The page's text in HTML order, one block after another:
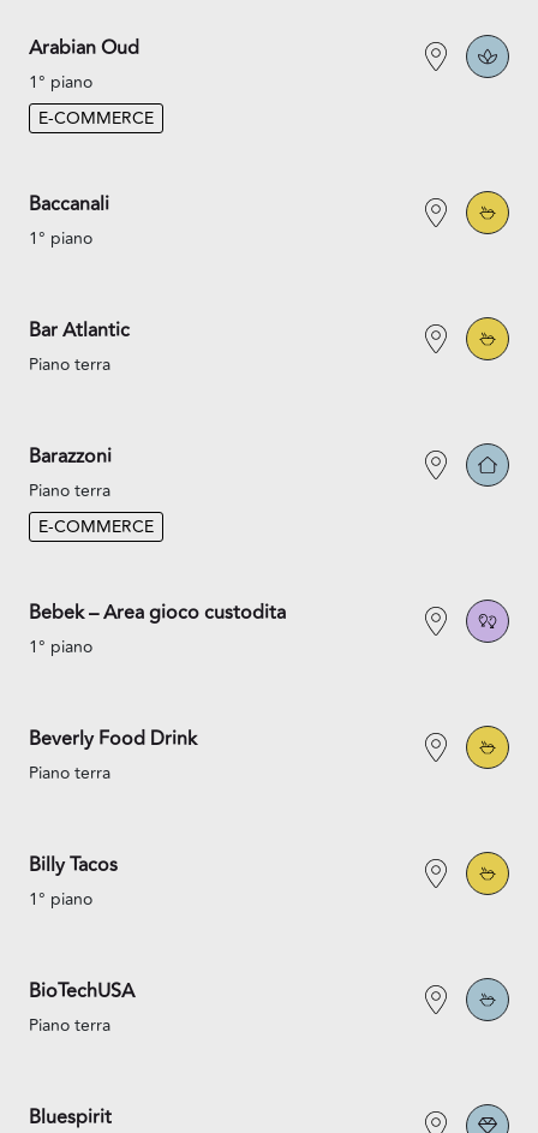
Arabian Oud
1° piano
E-COMMERCE
Baccanali
1° piano
Bar Atlantic
Piano terra
Barazzoni
Piano terra
E-COMMERCE
Bebek – Area gioco custodita
1° piano
Beverly Food Drink
Piano terra
Billy Tacos
1° piano
BioTechUSA
Piano terra
Bluespirit